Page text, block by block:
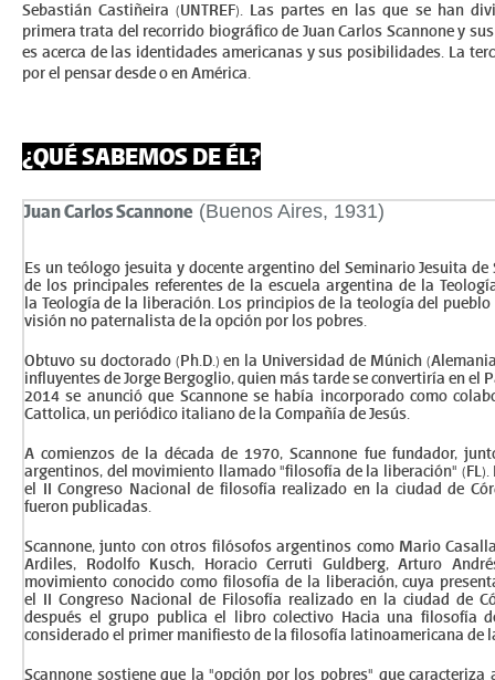
Sebastián Castiñeira (UNTREF). Las partes en las que se han
primera trata del recorrido biográfico de Juan Carlos Scannone y
es acerca de las identidades americanas y sus posibilidades. La
por el pensar desde o en América.
¿QUÉSABEMOS DE ÉL?
Juan Carlos Scannone (Buenos Aires, 1931)
Es un teólogo jesuita y docente argentino del Seminario Jesuita
de los principales referentes de la escuela argentina de la
la Teología de la liberación. Los principios de la teología del
visión no paternalista de la opción por los pobres.
Obtuvo su doctorado (Ph.D.) en la Universidad de Múnich
influyentes de Jorge Bergoglio, quien más tarde se convertiría en el
2014 se anunció que Scannone se había incorporado como
Cattolica, un periódico italiano de la Compañía de Jesús.
A comienzos de la década de 1970, Scannone fue fundador,
argentinos, del movimiento llamado "filosofía de la liberación"
el II Congreso Nacional de filosofía realizado en la ciudad de
fueron publicadas.
Scannone, junto con otros filósofos argentinos como Mario
Ardiles, Rodolfo Kusch, Horacio Cerruti Guldberg, Arturo
movimiento conocido como filosofía de la liberación, cuya
el II Congreso Nacional de Filosofía realizado en la ciudad de
después el grupo publica el libro colectivo Hacia una filosofía
considerado el primer manifiesto de la filosofía latinoamericana de
Scannone sostiene que la "opción por los pobres" que